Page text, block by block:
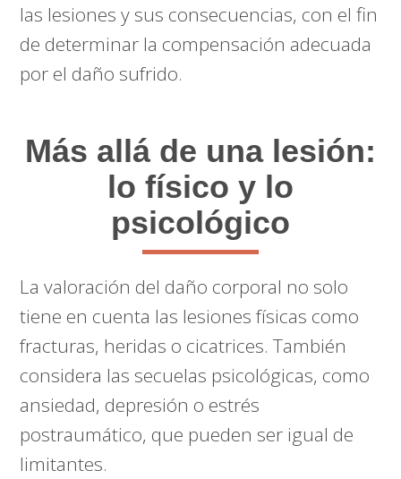
las lesiones y sus consecuencias, con el fin
de determinar la compensación adecuada
por el daño sufrido.
Más allá de una lesión:
lo físico y lo
psicológico
La valoración del daño corporal no solo
tiene en cuenta las lesiones físicas como
fracturas, heridas o cicatrices. También
considera las secuelas psicológicas, como
ansiedad, depresión o estrés
postraumático, que pueden ser igual de
limitantes.